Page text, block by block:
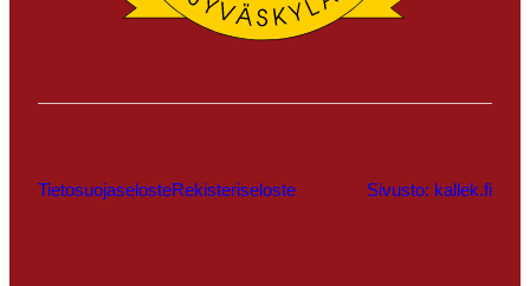
TietosuojaselosteRekisteriseloste Sivusto: kallek.fi